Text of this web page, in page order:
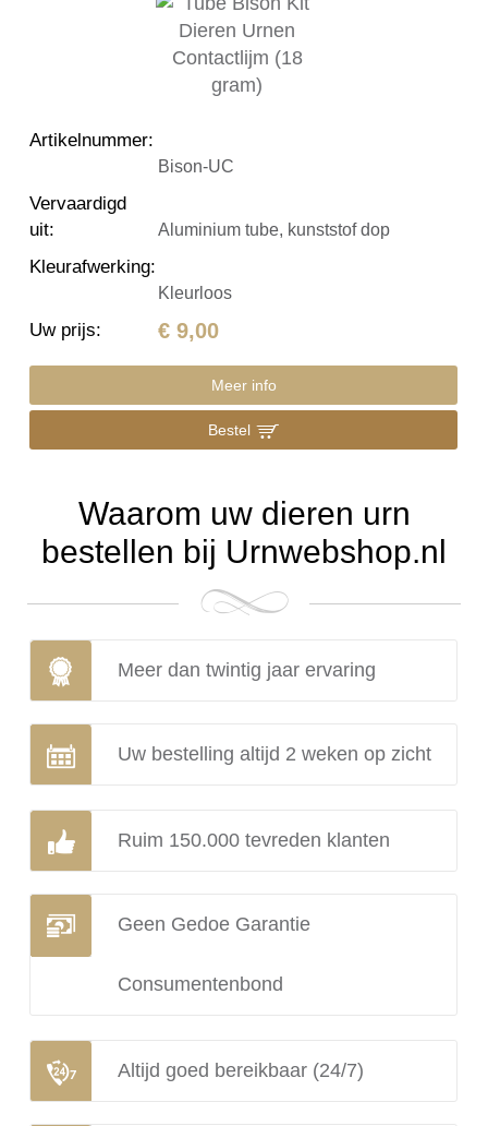
Artikelnummer:
Bison-UC
Vervaardigd
uit: Aluminium tube, kunststof dop
Kleurafwerking:
Kleurloos
Uw prijs: € 9,00
Meer info
Bestel
Waarom uw dieren urn
bestellen bij Urnwebshop.nl
Meer dan twintig jaar ervaring
Uw bestelling altijd 2 weken op zicht
Ruim 150.000 tevreden klanten
Geen Gedoe Garantie
Consumentenbond
Altijd goed bereikbaar (24/7)